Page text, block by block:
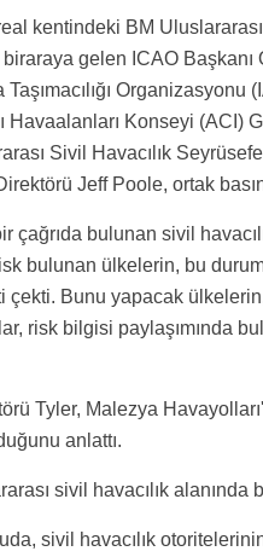
kentindeki BM
biraraya gelen ICAO
Organizasyonu
Havaalanları Konseyi (ACI)
Sivil Havacılık
Jeff Poole, ortak
çağrıda bulunan sivil
bulunan ülkelerin, bu
çekti. Bunu yapacak
risk bilgisi paylaşımında
Tyler, Malezya
anlattı.
sivil havacılık
sivil havacılık